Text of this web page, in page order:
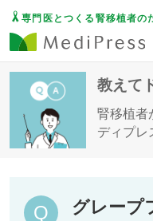
専門医とつくる腎移植者の
教えて
腎移植者
ディプレ
グレープ